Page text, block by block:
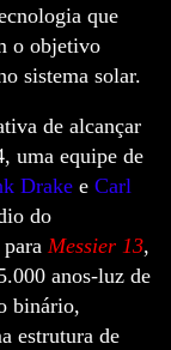
que
o objetivo
sistema solar.
de alcançar
uma equipe de
Drake e Carl
do
Messier 13,
anos-luz de
binário,
estrutura de